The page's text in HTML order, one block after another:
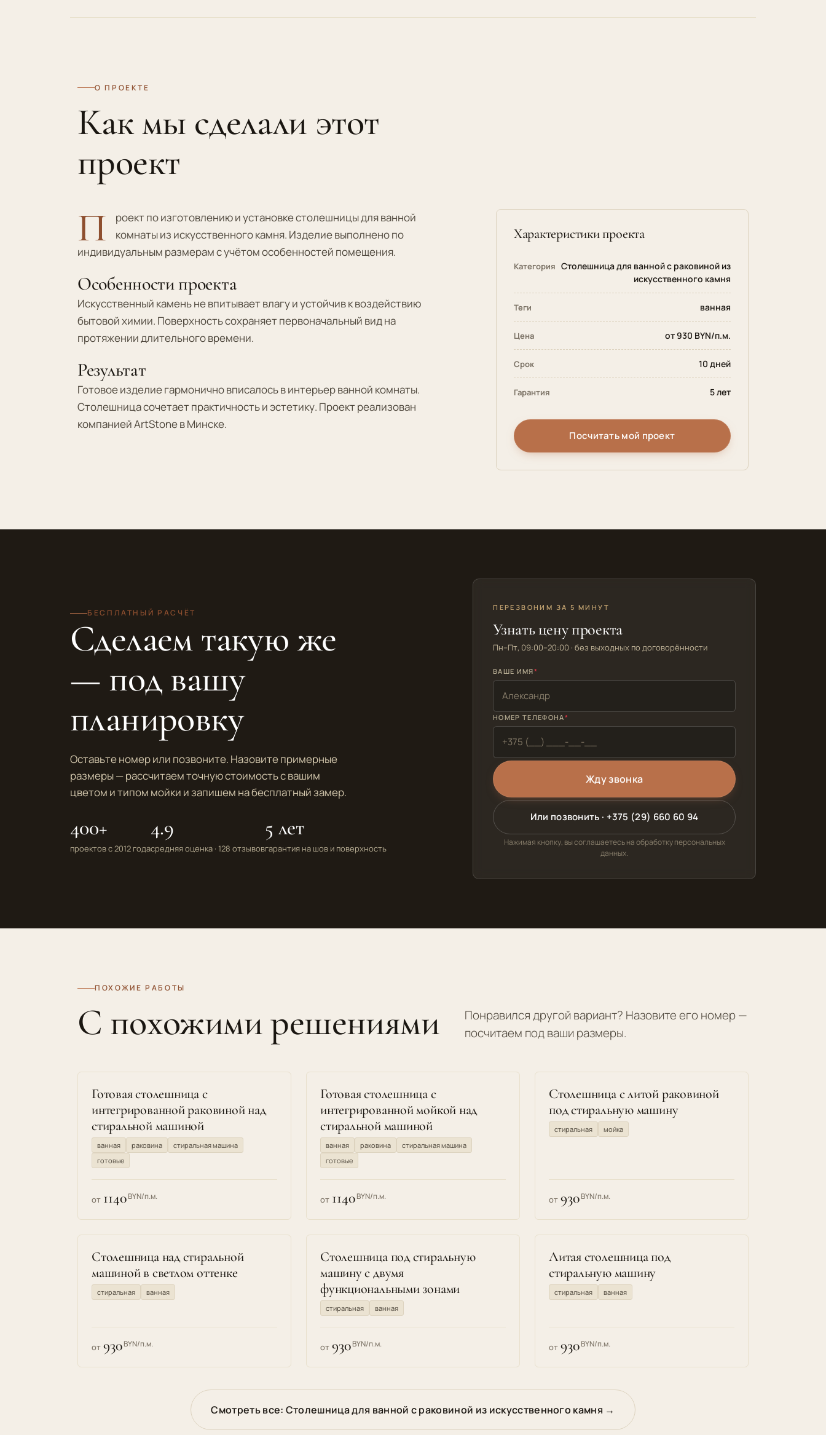
О ПРОЕКТЕ
Как мы сделали этот
проект
П
роект по изготовлению и установке столешницы для ванной
комнаты из искусственного камня. Изделие выполнено по
индивидуальным размерам с учётом особенностей помещения.
Особенности проекта
Искусственный камень не впитывает влагу и устойчив к воздействию
бытовой химии. Поверхность сохраняет первоначальный вид на
протяжении длительного времени.
Результат
Готовое изделие гармонично вписалось в интерьер ванной комнаты.
Столешница сочетает практичность и эстетику. Проект реализован
компанией ArtStone в Минске.
Характеристики проекта
Категория Столешница для ванной с раковиной из
искусственного камня
Теги ванная
Цена от 930 BYN/п.м.
Срок 10 дней
Гарантия 5 лет
Посчитать мой проект
БЕСПЛАТНЫЙ РАСЧЁТ
Сделаем такую же
— под вашу
планировку
Оставьте номер или позвоните. Назовите примерные
размеры — рассчитаем точную стоимость с вашим
цветом и типом мойки и запишем на бесплатный замер.
400+
проектов с 2012 года
4.9
средняя оценка · 128 отзывов
5 лет
гарантия на шов и поверхность
ПЕРЕЗВОНИМ ЗА 5 МИНУТ
Узнать цену проекта
Пн–Пт, 09:00–20:00 · без выходных по договорённости
ВАШЕ ИМЯ
НОМЕР ТЕЛЕФОНА
Или позвонить · +375 (29) 660 60 94
Нажимая кнопку, вы соглашаетесь на обработку персональных
данных.
ПОХОЖИЕ РАБОТЫ
С похожими решениями
Понравился другой вариант? Назовите его номер —
посчитаем под ваши размеры.
Готовая столешница с
интегрированной раковиной над
стиральной машиной
ванная раковина
стиральная машина
готовые
от 1140BYN/п.м.
Готовая столешница с
интегрированной мойкой над
стиральной машиной
ванная раковина
стиральная машина
готовые
от 1140BYN/п.м.
Cтолешница с литой раковиной
под стиральную машину
стиральная мойка
от 930BYN/п.м.
Столешница над стиральной
машиной в светлом оттенке
стиральная ванная
от 930BYN/п.м.
Столешница под стиральную
машину с двумя
функциональными зонами
стиральная ванная
от 930BYN/п.м.
Литая столешница под
стиральную машину
стиральная ванная
от 930BYN/п.м.
Смотреть все: Столешница для ванной с раковиной из искусственного камня →